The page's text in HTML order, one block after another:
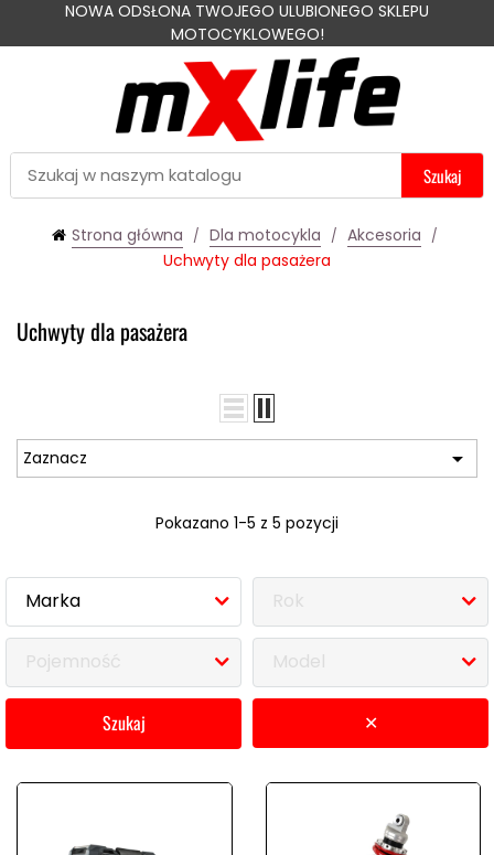
NOWA ODSŁONA TWOJEGO ULUBIONEGO SKLEPU
MOTOCYKLOWEGO!
Szukaj
Strona główna Dla motocykla
Akcesoria
Uchwyty dla pasażera
Uchwyty dla pasażera
Zaznacz 
Pokazano 1-5 z 5 pozycji
Marka Rok
Pojemność Model
szukaj ✕